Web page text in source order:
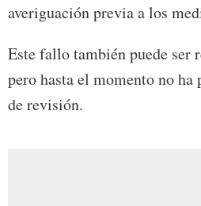
averiguación previa a los
Este fallo también puede ser
pero hasta el momento no ha
de revisión.